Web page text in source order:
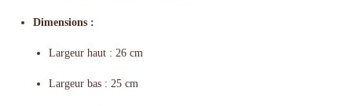
Dimensions :
Largeur haut : 26 cm
Largeur bas : 25 cm